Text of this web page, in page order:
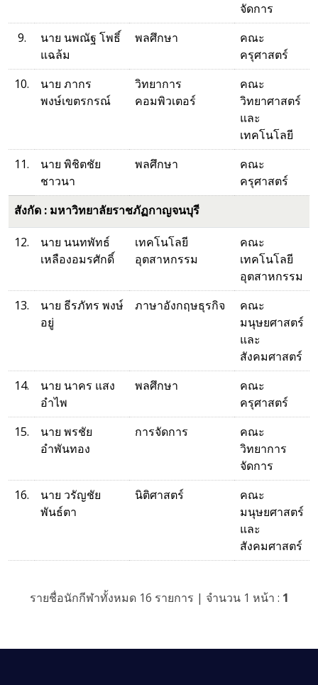
จัดการ
9.
นาย นพณัฐ โพธิ์
แฉล้ม
พลศึกษา
คณะ
ครุศาสตร์
10.
นาย ภากร
พงษ์เขตรกรณ์
วิทยาการ
คอมพิวเตอร์
คณะ
วิทยาศาสตร์
และ
เทคโนโลยี
11.
นาย พิชิตชัย
ชาวนา
พลศึกษา
คณะ
ครุศาสตร์
สังกัด : มหาวิทยาลัยราชภัฏกาญจนบุรี
12.
นาย นนทพัทธ์
เหลืองอมรศักดิ์
เทคโนโลยี
อุตสาหกรรม
คณะ
เทคโนโลยี
อุตสาหกรรม
13.
นาย ธีรภัทร พงษ์
อยู่
ภาษาอังกฤษธุรกิจ
คณะ
มนุษยศาสตร์
และ
สังคมศาสตร์
14.
นาย นาคร แสง
อำไพ
พลศึกษา
คณะ
ครุศาสตร์
15.
นาย พรชัย
อำพันทอง
การจัดการ
คณะ
วิทยาการ
จัดการ
16.
นาย วรัญชัย
พันธ์ตา
นิติศาสตร์
คณะ
มนุษยศาสตร์
และ
สังคมศาสตร์
รายชื่อนักกีฬาทั้งหมด 16 รายการ | จำนวน 1 หน้า : 1